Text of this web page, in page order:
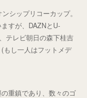
シップリコーカップ。
すが、DAZNとU-
テレビ朝日の森下桂吉
もし一人はフットメデ
重鎮であり、数々のゴ